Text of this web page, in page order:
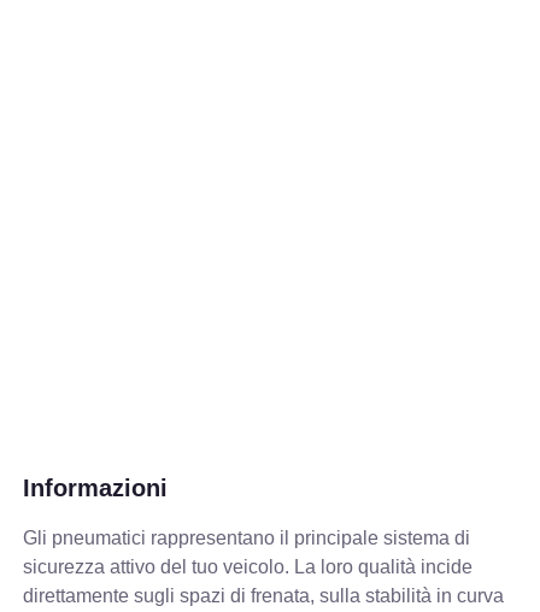
Informazioni
Gli pneumatici rappresentano il principale sistema di
sicurezza attivo del tuo veicolo. La loro qualità incide
direttamente sugli spazi di frenata, sulla stabilità in curva